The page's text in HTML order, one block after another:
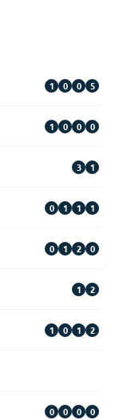
1 0 0 5
1 0 0 0
3 1
0 1 1 1
0 1 2 0
1 2
1 0 1 2
0 0 0 0